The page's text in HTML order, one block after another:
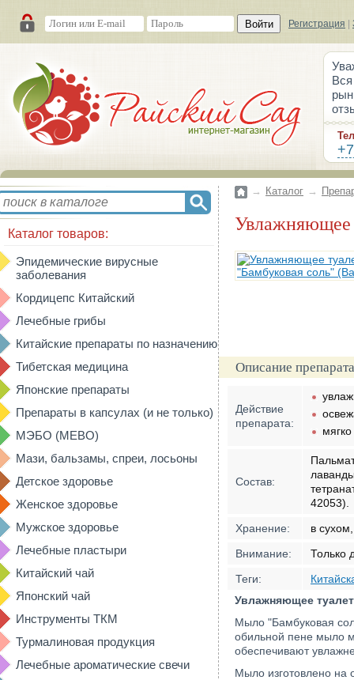
Войти Регистрация
Каталог товаров:
Эпидемические вирусные
заболевания
Кордицепс Китайский
Лечебные грибы
Китайские препараты по назначению
Тибетская медицина
Японские препараты
Препараты в капсулах (и не только)
МЭБО (MEBO)
Мази, бальзамы, спреи, лосьоны
Детское здоровье
Женское здоровье
Мужское здоровье
Лечебные пластыри
Китайский чай
Японский чай
Инструменты ТКМ
Турмалиновая продукция
Лечебные ароматические свечи
→ Каталог →
Описание
Действие
препарата:
Состав:
42053).
Хранение:
в
Внимание:
Только
Теги:
Увлажняющее
Мыло "Бамбуковая
обильной пене мыло
обеспечивают
Мыло изготовлено на